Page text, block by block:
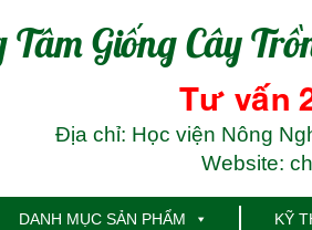
Tâm Giống Cây
Tư vấn
Địa chỉ: Học viện Nông
Website:
DANH MỤC SẢN PHẨM KỸ